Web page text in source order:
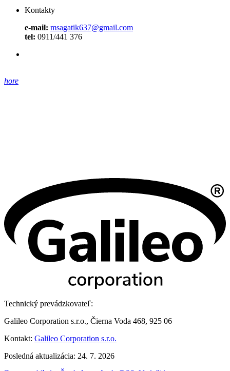
Kontakty
e-mail: msagatik637@gmail.com
tel: 0911/441 376
hore
Technický prevádzkovateľ:
Galileo Corporation s.r.o., Čierna Voda 468, 925 06
Kontakt: Galileo Corporation s.r.o.
Posledná aktualizácia: 24. 7. 2026